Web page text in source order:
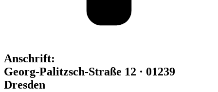
Anschrift:
Georg-Palitzsch-Straße 12 · 01239
Dresden